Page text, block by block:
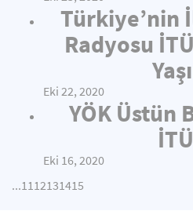
Türkiye’nin
Radyosu
Eki 22, 2020
YÖK Üstün
Eki 16, 2020
...1112131415